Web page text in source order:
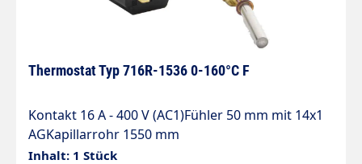
Thermostat Typ 716R-1536 0-160°C F
Kontakt 16 A - 400 V (AC1)Fühler 50 mm mit 14x1
AGKapillarrohr 1550 mm
Inhalt: 1 Stück